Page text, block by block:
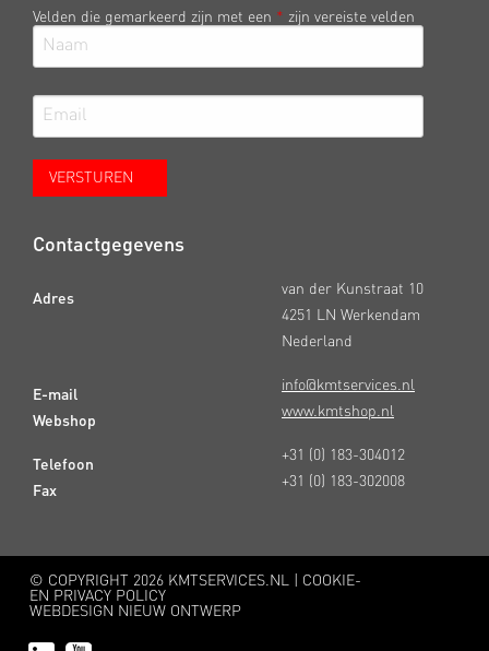
Velden die gemarkeerd zijn met een * zijn vereiste velden
Contactgegevens
Adres
E-mail
Webshop
Telefoon
Fax
van der Kunstraat 10
4251 LN Werkendam
Nederland
info@kmtservices.nl
www.kmtshop.nl
+31 (0) 183-304012
+31 (0) 183-302008
© COPYRIGHT 2026 KMTSERVICES.NL | COOKIE-
EN PRIVACY POLICY
WEBDESIGN NIEUW ONTWERP